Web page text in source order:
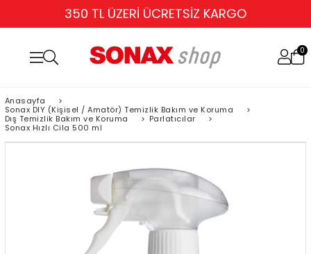
350 TL ÜZERİ ÜCRETSİZ KARGO
0
Anasayfa
>
Sonax DIY (Kişisel / Amatör) Temizlik Bakım ve Koruma
>
Dış Temizlik Bakım ve Koruma
> Parlatıcılar
>
Sonax Hızlı Cila 500 ml